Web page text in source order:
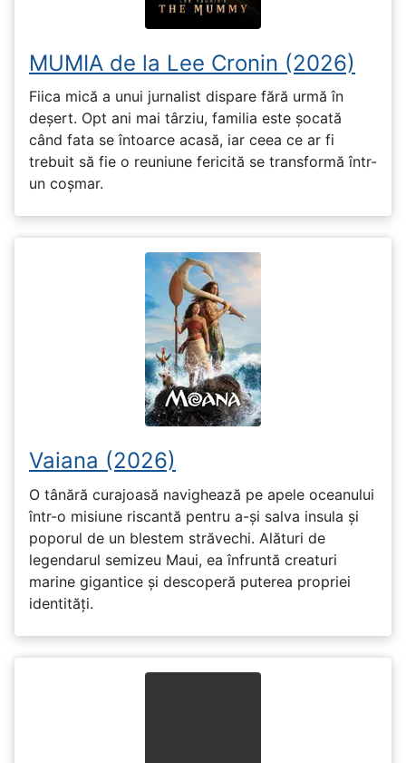
MUMIA de la Lee Cronin (2026)
Fiica mică a unui jurnalist dispare fără urmă în
deșert. Opt ani mai târziu, familia este șocată
când fata se întoarce acasă, iar ceea ce ar fi
trebuit să fie o reuniune fericită se transformă într-
un coșmar.
Vaiana (2026)
O tânără curajoasă navighează pe apele oceanului
într-o misiune riscantă pentru a-și salva insula și
poporul de un blestem străvechi. Alături de
legendarul semizeu Maui, ea înfruntă creaturi
marine gigantice și descoperă puterea propriei
identități.